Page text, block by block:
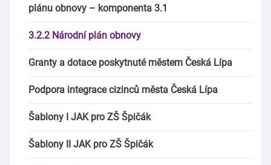
plánu obnovy – komponenta 3.1
3.2.2 Národní plán obnovy
Granty a dotace poskytnuté městem Česká Lípa
Podpora integrace cizinců města Česká Lípa
Šablony I JAK pro ZŠ Špičák
Šablony II JAK pro ZŠ Špičák